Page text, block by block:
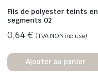
Fils de polyester teints en
segments 02
0,64 € (TVA NON incluse)
Ajouter au panier